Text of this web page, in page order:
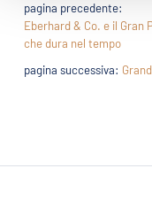
pagina precedente:
Eberhard & Co. e il Gran
che dura nel tempo
pagina successiva: